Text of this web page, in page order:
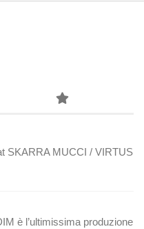
SKARRA MUCCI / VIRTUS
è l’ultimissima produzione